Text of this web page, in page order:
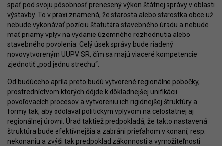
späť pod svoju pôsobnosť prenesený výkon štátnej správy v oblasti
výstavby. To v praxi znamená, že starosta alebo starostka obce už
nebude vykonávať pozíciu štatutára stavebného úradu a nebude
mať priamy vplyv na vydanie územného rozhodnutia alebo
stavebného povolenia. Celý úsek správy bude riadený
novovytvoreným UUPV SR, čím sa majú viaceré kompetencie
zjednotiť „pod jednu strechu“.
Od budúceho apríla preto budú vytvorené regionálne pobočky,
prostredníctvom ktorých dôjde k dôkladnejšej unifikácii
povoľovacích procesov a vytvoreniu ich rigidnejšej štruktúry a
formy tak, aby odolával politickým vplyvom na celoštátnej aj
regionálnej úrovni. Úrad taktiež predpokladá, že takto nastavená
štruktúra bude efektívnejšia a zabráni prieťahom v konaní, resp.
nekonaniu a zvýši tak predpoklad zákonnosti a vymožiteľnosti